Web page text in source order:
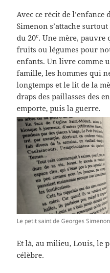
Avec ce récit de
Simenon s’attache
du 20e. Une mère, pauvre
fruits ou légumes pour
enfants. Un livre comme
famille, les hommes qui
longtemps et le lit de la
draps des paillasses des
emporte, puis la guerre.
Le petit saint de Georges Simenon
Et là, au milieu, Louis, le
célèbre.